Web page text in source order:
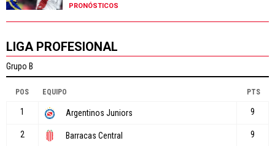
PRONÓSTICOS
LIGA PROFESIONAL